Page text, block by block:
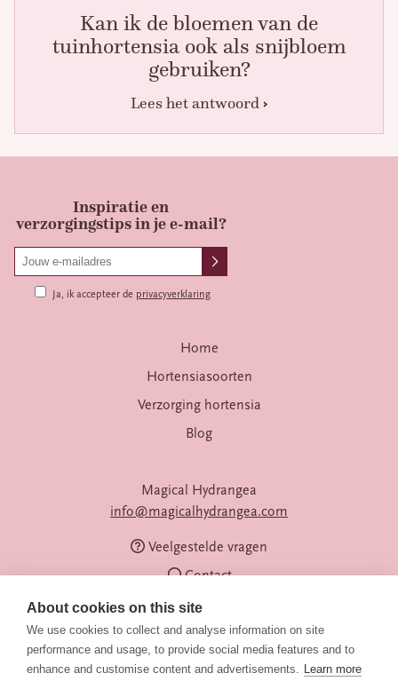
Kan ik de bloemen van de
tuinhortensia ook als snijbloem
gebruiken?
Lees het antwoord
Inspiratie en
verzorgingstips in je e-mail?
Ja, ik accepteer de privacyverklaring
Home
Hortensiasoorten
Verzorging hortensia
Blog
Magical Hydrangea
info@magicalhydrangea.com
Veelgestelde vragen
Contact
About cookies on this site
We use cookies to collect and analyse information on site
performance and usage, to provide social media features and to
enhance and customise content and advertisements. Learn more